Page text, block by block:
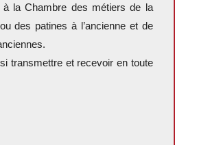
à la Chambre des métiers de la
des patines à l’ancienne et de
transmettre et recevoir en toute